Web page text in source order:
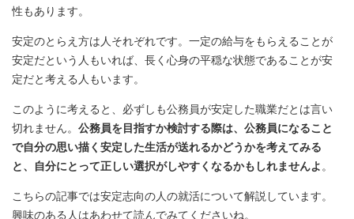
性もあります。
安定のとらえ方は人それぞれです。一定の給与をもらえることが
安定だという人もいれば、長く心身の平穏な状態であることが安
定だと考える人もいます。
このように考えると、必ずしも公務員が安定した職業だとは言い
切れません。 公務員を目指すか検討する際は、公務員になること
で自分の思い描く安定した生活が送れるかどうかを考えてみる
と、自分にとって正しい選択がしやすくなるかもしれませんよ 。
こちらの記事では安定志向の人の就活について解説しています。
興味のある人はあわせて読んでみてくださいね。